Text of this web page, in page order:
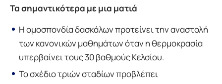
Τα σημαντικότερα με μια ματιά
Η ομοσπονδία δασκάλων προτείνει την αναστολή
των κανονικών μαθημάτων όταν η θερμοκρασία
υπερβαίνει τους 30 βαθμούς Κελσίου.
Το σχέδιο τριών σταδίων προβλέπει